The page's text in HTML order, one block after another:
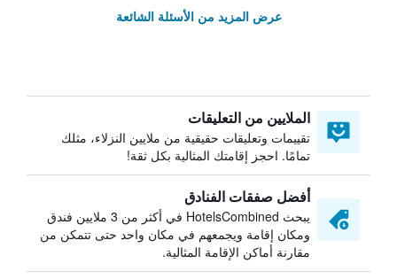
عرض المزيد من الأسئلة الشائعة
الملايين من التعليقات
تقييمات وتعليقات حقيقية من ملايين النزلاء، مثلك
تمامًا. احجز إقامتك المثالية بكل ثقة!
أفضل صفقات الفنادق
يبحث HotelsCombined في أكثر من 3 ملايين فندق
ومكان إقامة ويجمعهم في مكان واحد حتى تتمكن من
مقارنة أماكن الإقامة المثالية.